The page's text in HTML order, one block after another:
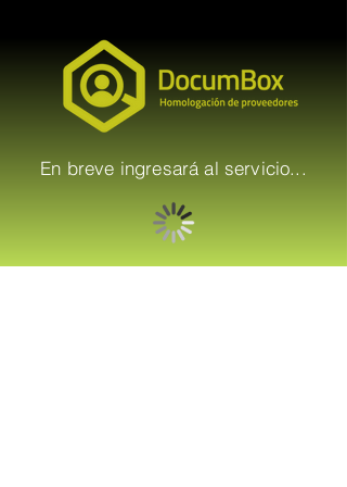
En breve ingresará al servicio...